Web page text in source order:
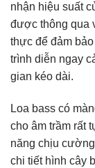
nhận hiệu suất
được thông qua
thực để đảm
trình diễn ngay
gian kéo dài.
Loa bass có
cho âm trầm rất
năng chịu
chi tiết hình cây